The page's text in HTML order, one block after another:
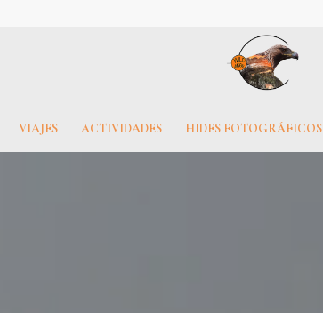
VIAJES ACTIVIDADES HIDES FOTOGRÁFICOS